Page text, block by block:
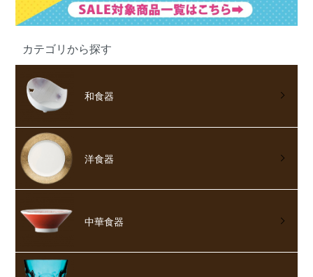
カテゴリから探す
和食器
洋食器
中華食器